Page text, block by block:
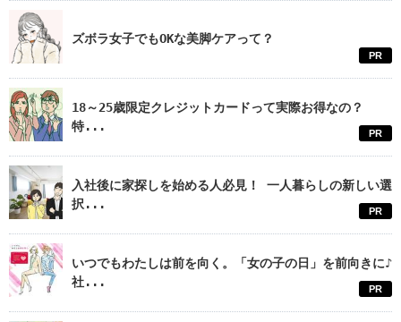
ズボラ女子でもOKな美脚ケアって？
PR
18～25歳限定クレジットカードって実際お得なの？
特...
PR
入社後に家探しを始める人必見！ 一人暮らしの新しい選
択...
PR
いつでもわたしは前を向く。「女の子の日」を前向きに♪
社...
PR